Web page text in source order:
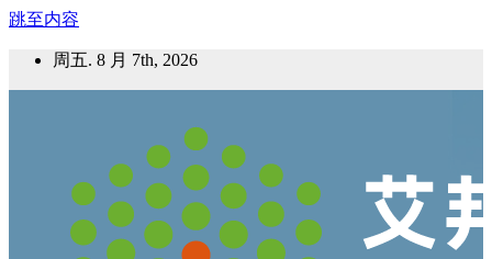
跳至内容
周五. 8 月 7th, 2026